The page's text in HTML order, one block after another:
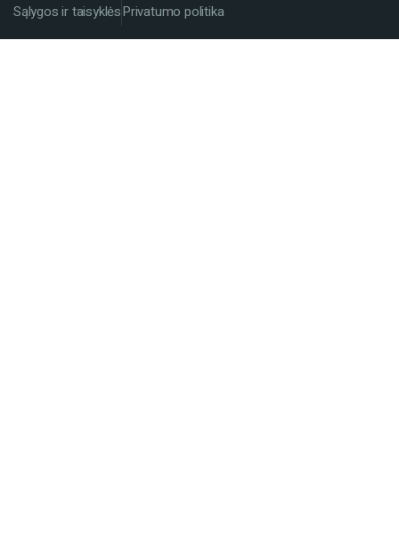
Sąlygos ir taisyklėsPrivatumo politika